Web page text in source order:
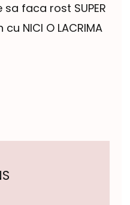
faca rost SUPER
NICI O LACRIMA